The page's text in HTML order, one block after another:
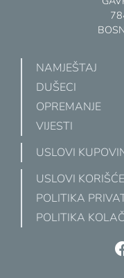
NAMJEŠTAJ
DUŠECI
OPREMANJE
VIJESTI
USLOVI
USLOVI
POLITIKA
POLITIKA